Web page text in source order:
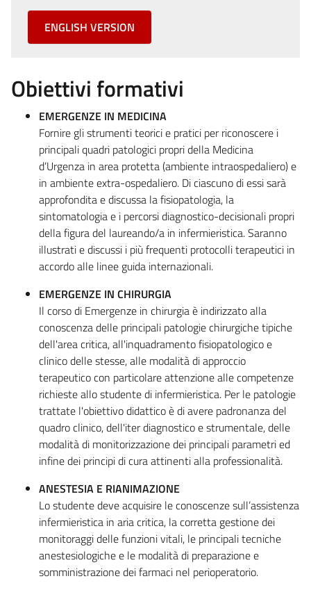
ENGLISH VERSION
Obiettivi formativi
EMERGENZE IN MEDICINA
Fornire gli strumenti teorici e pratici per riconoscere i
principali quadri patologici propri della Medicina
d’Urgenza in area protetta (ambiente intraospedaliero) e
in ambiente extra-ospedaliero. Di ciascuno di essi sarà
approfondita e discussa la fisiopatologia, la
sintomatologia e i percorsi diagnostico-decisionali propri
della figura del laureando/a in infermieristica. Saranno
illustrati e discussi i più frequenti protocolli terapeutici in
accordo alle linee guida internazionali.
EMERGENZE IN CHIRURGIA
Il corso di Emergenze in chirurgia è indirizzato alla
conoscenza delle principali patologie chirurgiche tipiche
dell'area critica, all'inquadramento fisiopatologico e
clinico delle stesse, alle modalità di approccio
terapeutico con particolare attenzione alle competenze
richieste allo studente di infermieristica. Per le patologie
trattate l'obiettivo didattico è di avere padronanza del
quadro clinico, dell'iter diagnostico e strumentale, delle
modalità di monitorizzazione dei principali parametri ed
infine dei principi di cura attinenti alla professionalità.
ANESTESIA E RIANIMAZIONE
Lo studente deve acquisire le conoscenze sull’assistenza
infermieristica in aria critica, la corretta gestione dei
monitoraggi delle funzioni vitali, le principali tecniche
anestesiologiche e le modalità di preparazione e
somministrazione dei farmaci nel perioperatorio.